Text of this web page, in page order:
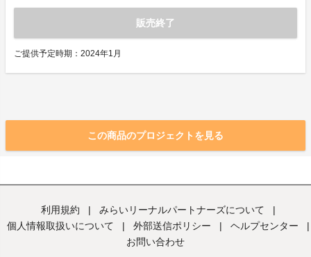
販売終了
ご提供予定時期：2024年1月
この商品のプロジェクトを見る
利用規約 | みらいリーナルパートナーズについて
|
個人情報取扱いについて
| 外部送信ポリシー | ヘルプセンター
|
お問い合わせ